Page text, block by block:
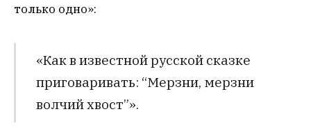
только одно»:
«Как в известной русской сказке
приговаривать: “Мерзни, мерзни
волчий хвост”».